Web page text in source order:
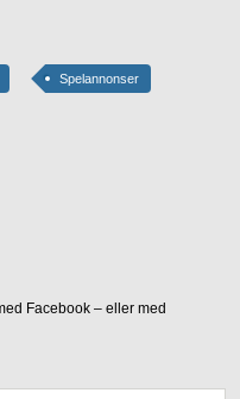
Spelannonser
Facebook – eller med